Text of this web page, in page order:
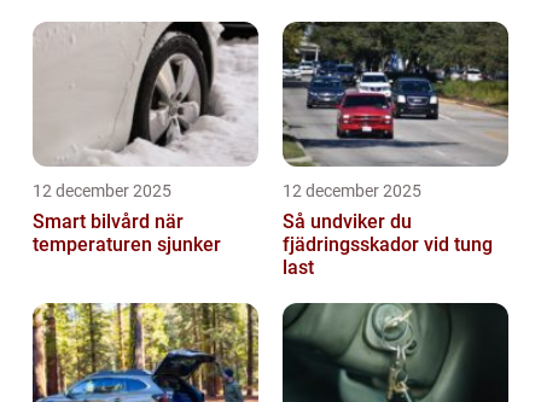
12 december 2025
Smart bilvård när
temperaturen sjunker
12 december 2025
Så undviker du
fjädringsskador vid tung
last